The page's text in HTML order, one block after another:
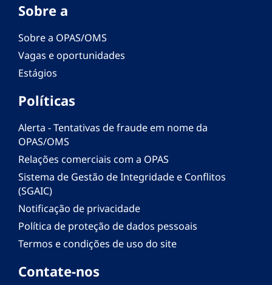
Sobre a
Sobre a OPAS/OMS
Vagas e oportunidades
Estágios
Políticas
Alerta - Tentativas de fraude em nome da
OPAS/OMS
Relações comerciais com a OPAS
Sistema de Gestão de Integridade e Conflitos
(SGAIC)
Notificação de privacidade
Política de proteção de dados pessoais
Termos e condições de uso do site
Contate-nos